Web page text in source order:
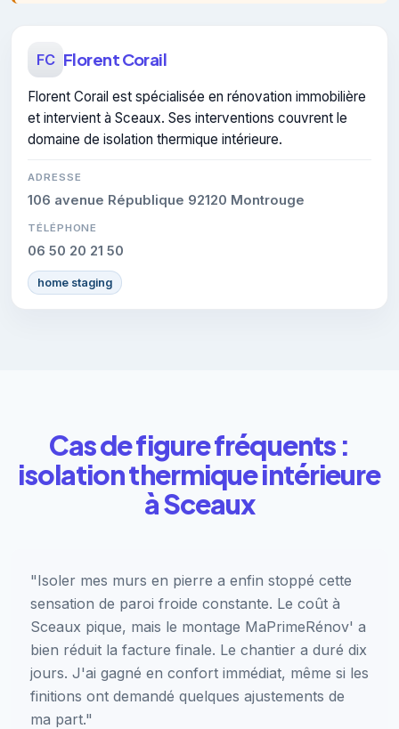
FC Florent Corail
Florent Corail est spécialisée en rénovation immobilière
et intervient à Sceaux. Ses interventions couvrent le
domaine de isolation thermique intérieure.
ADRESSE
106 avenue République 92120 Montrouge
TÉLÉPHONE
06 50 20 21 50
home staging
Cas de figure fréquents :
isolation thermique intérieure
à Sceaux
"Isoler mes murs en pierre a enfin stoppé cette
sensation de paroi froide constante. Le coût à
Sceaux pique, mais le montage MaPrimeRénov' a
bien réduit la facture finale. Le chantier a duré dix
jours. J'ai gagné en confort immédiat, même si les
finitions ont demandé quelques ajustements de
ma part."